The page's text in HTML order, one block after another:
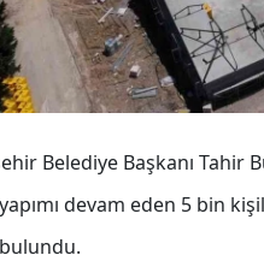
Belediye Başkanı Tahir
devam eden 5 bin